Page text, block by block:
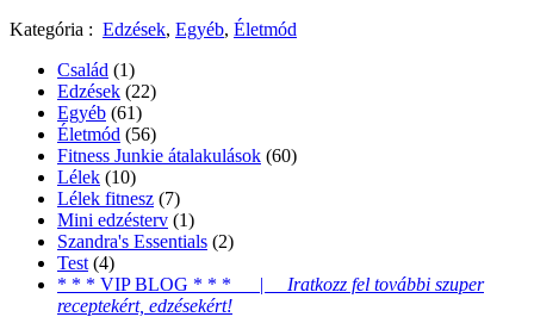
Kategória : Edzések, Egyéb, Életmód
Család (1)
Edzések (22)
Egyéb (61)
Életmód (56)
Fitness Junkie átalakulások (60)
Lélek (10)
Lélek fitnesz (7)
Mini edzésterv (1)
Szandra's Essentials (2)
Test (4)
* * * VIP BLOG * * * | Iratkozz fel további szuper
receptekért, edzésekért!